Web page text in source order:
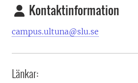
Kontaktinformation
campus.ultuna@slu.se
Länkar: